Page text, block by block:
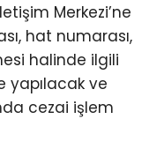
Merkezi’ne
hat numarası,
halinde ilgili
yapılacak ve
cezai işlem